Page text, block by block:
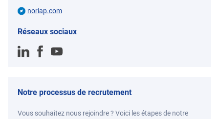
noriap.com
Réseaux sociaux
Notre processus de recrutement
Vous souhaitez nous rejoindre ? Voici les étapes de notre